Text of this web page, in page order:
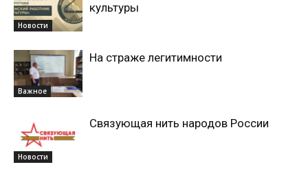
Новости
культуры
Важное
На страже легитимности
Новости
Связующая нить народов России